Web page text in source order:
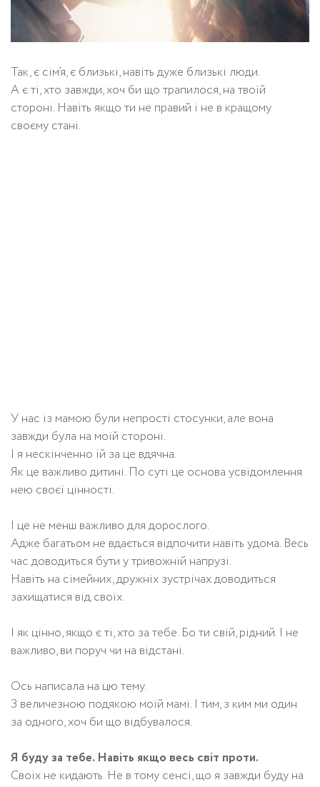
Так, є сім’я, є близькі, навіть дуже близькі люди.
А є ті, хто завжди, хоч би що трапилося, на твоїй
стороні. Навіть якщо ти не правий і не в кращому
своєму стані.
У нас із мамою були непрості стосунки, але вона
завжди була на моїй стороні.
І я нескінченно їй за це вдячна.
Як це важливо дитині. По суті це основа усвідомлення
нею своєї цінності.
І це не менш важливо для дорослого.
Адже багатьом не вдається відпочити навіть удома. Весь
час доводиться бути у тривожній напрузі.
Навіть на сімейних, дружніх зустрічах доводиться
захищатися від своїх.
І як цінно, якщо є ті, хто за тебе. Бо ти свій, рідний. І не
важливо, ви поруч чи на відстані.
Ось написала на цю тему.
З величезною подякою моїй мамі. І тим, з ким ми один
за одного, хоч би що відбувалося.
Я буду за тебе. Навіть якщо весь світ проти.
Своїх не кидають. Не в тому сенсі, що я завжди буду на